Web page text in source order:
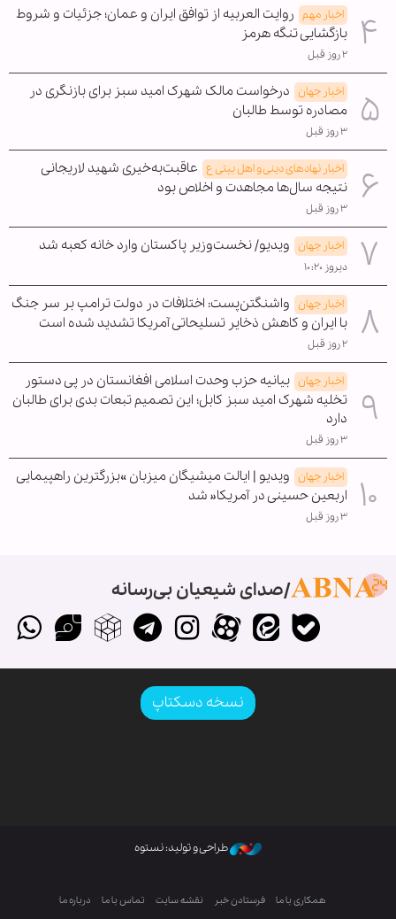
اخبار مهم روایت العربیه از توافق ایران و عمان؛ جزئیات و شروط
بازگشایی تنگه هرمز
۲ روز قبل
اخبار جهان درخواست مالک شهرک امید سبز برای بازنگری در
مصادره توسط طالبان
۳ روز قبل
اخبار نهادهای دینی و اهل بیتی ع عاقبت‌به‌خیری شهید لاریجانی
نتیجه سال‌ها مجاهدت و اخلاص بود
۳ روز قبل
اخبار جهان ویدیو/ نخست‌وزیر پاکستان وارد خانه کعبه شد
دیروز ۱۰:۲۰
اخبار جهان واشنگتن‌پست: اختلافات در دولت ترامپ بر سر جنگ
با ایران و کاهش ذخایر تسلیحاتی آمریکا تشدید شده است
۲ روز قبل
اخبار جهان بیانیه حزب وحدت اسلامی افغانستان در پی دستور
تخلیه شهرک امید سبز کابل؛ این تصمیم تبعات بدی برای طالبان
دارد
۳ روز قبل
اخبار جهان ویدیو | ایالت میشیگان میزبان »بزرگترین راهپیمایی
اربعین حسینی در آمریکا« شد
۳ روز قبل
صدای شیعیان بی‌رسانه
نسخه دسکتاپ
طراحی و تولید: نستوه
همکاری با ما فرستادن خبر نقشه سایت تماس با ما درباره ما